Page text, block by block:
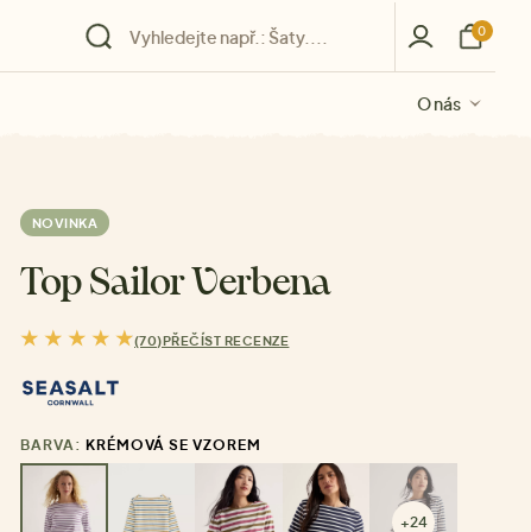
O nás
O nás
O nás
O nás
O nás
0
NOVINKA
Top Sailor Verbena
(70)PŘEČÍST RECENZE
BARVA: KRÉMOVÁ SE VZOREM
+24